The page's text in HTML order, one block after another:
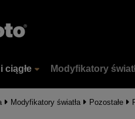
ciągłe Modyfikatory
Modyfikatory światła Pozostałe